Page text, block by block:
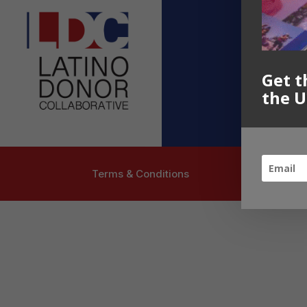
Contact
Terms & Conditions
Get
the